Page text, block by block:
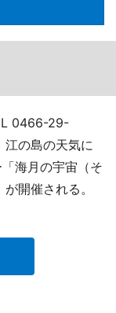
0466-29-
の島の天気に
海月の宇宙（そ
開催される。